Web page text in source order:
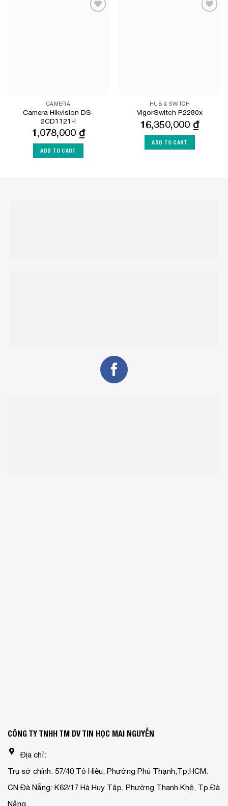
CAMERA
Camera Hikvision DS-
2CD1121-I
1,078,000 ₫
ADD TO CART
HUB & SWITCH
VigorSwitch P2280x
16,350,000 ₫
ADD TO CART
CÔNG TY TNHH TM DV TIN HỌC MAI NGUYỄN
Địa chỉ:
Trụ sở chính: 57/40 Tô Hiệu, Phường Phú Thạnh,Tp.HCM.
CN Đà Nẵng: K62/17 Hà Huy Tập, Phường Thanh Khê, Tp.Đà
Nẵng.